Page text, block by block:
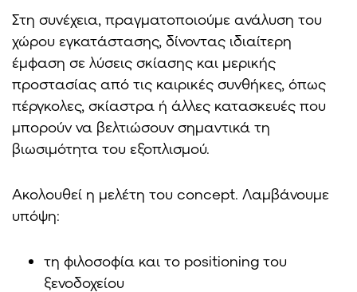
Στη συνέχεια, πραγματοποιούμε ανάλυση του
χώρου εγκατάστασης, δίνοντας ιδιαίτερη
έμφαση σε λύσεις σκίασης και μερικής
προστασίας από τις καιρικές συνθήκες, όπως
πέργκολες, σκίαστρα ή άλλες κατασκευές που
μπορούν να βελτιώσουν σημαντικά τη
βιωσιμότητα του εξοπλισμού.
Ακολουθεί η μελέτη του concept. Λαμβάνουμε
υπόψη:
τη φιλοσοφία και το positioning του
ξενοδοχείου